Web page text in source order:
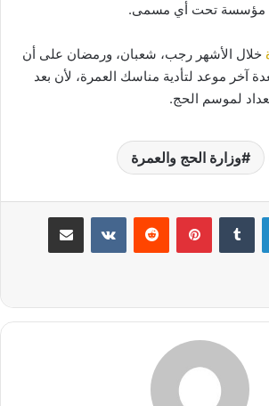
مؤسسة تحت أي مسمى.
خلال الأشهر رجب، شعبان، ورمضان على أن
ذو القعدة آخر موعد لتأدية مناسك العمرة، لأن بعد
لموسم الحج.
وزارة الحج والعمرة
لينكدإن بينتيريست مشاركة عبر البريد